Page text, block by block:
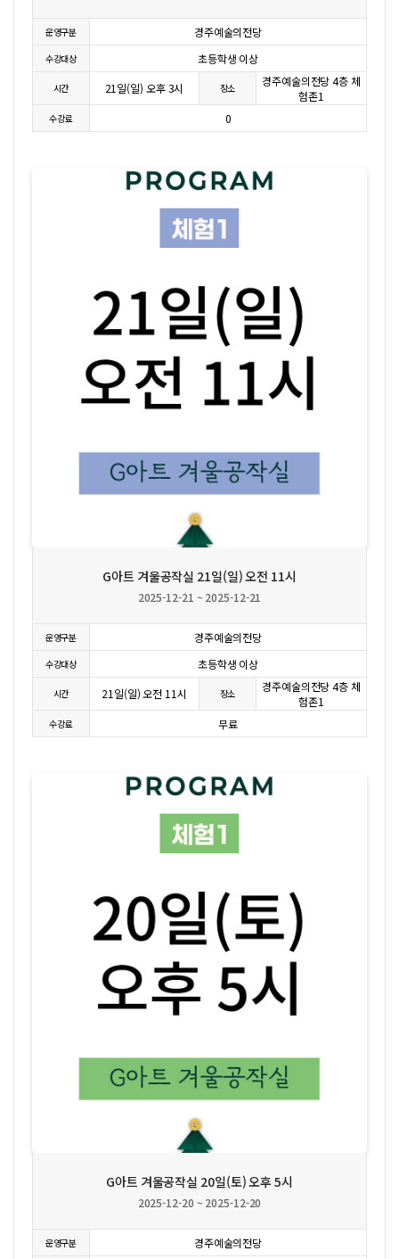
운영구분 경주예술의전당
수강대상 초등학생 이상
시간 21일(일) 오후 3시 장소
경주예술의전당 4층 체
험존1
수강료 0
상세보기
G아트 겨울공작실 21일(일) 오전 11시
2025-12-21 ~ 2025-12-21
운영구분 경주예술의전당
수강대상 초등학생 이상
시간 21일(일) 오전 11시 장소
경주예술의전당 4층 체
험존1
수강료 무료
상세보기
G아트 겨울공작실 20일(토) 오후 5시
2025-12-20 ~ 2025-12-20
운영구분 경주예술의전당